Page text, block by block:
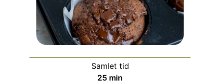
Samlet tid
25minutter
min